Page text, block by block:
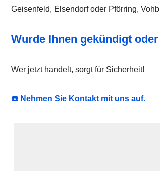
Geisenfeld, Elsendorf oder Pförring,
Wurde Ihnen gekündigt
Wer jetzt handelt, sorgt für Sicherheit!
☎️ Nehmen Sie Kontakt mit uns auf.